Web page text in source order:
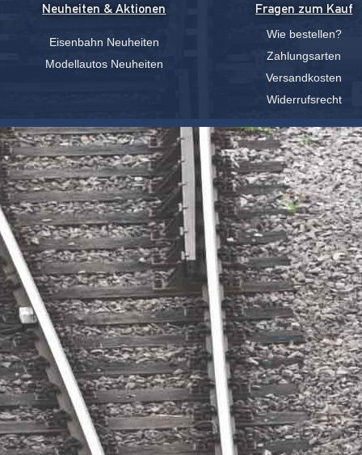
Neuheiten & Aktionen
Eisenbahn Neuheiten
Modellautos Neuheiten
Fragen zum Kauf
Wie bestellen?
Zahlungsarten
Versandkosten
Widerrufsrecht